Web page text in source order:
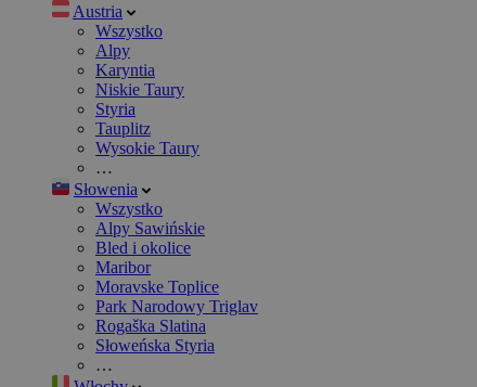
Austria
Wszystko
Alpy
Karyntia
Niskie Taury
Styria
Tauplitz
Wysokie Taury
…
Słowenia
Wszystko
Alpy Sawińskie
Bled i okolice
Maribor
Moravske Toplice
Park Narodowy Triglav
Rogaška Slatina
Słoweńska Styria
…